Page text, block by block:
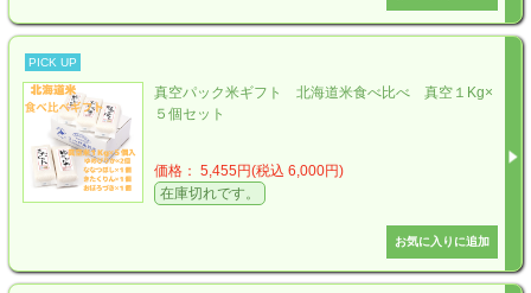
PICK UP
真空パック米ギフト 北海道米食べ比べ 真空１Kg×
５個セット
価格： 5,455円(税込 6,000円)
在庫切れです。